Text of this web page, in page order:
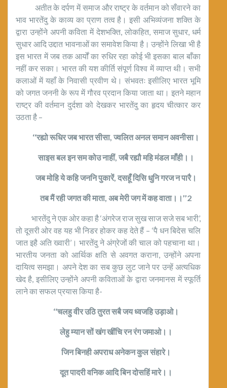
अतीत के दर्पण में समाज और राष्ट्र के वर्तमान को सँवारने का
भाव भारतेंदु के काव्य का प्राण तत्व है। इसी अभिव्यंजना शक्ति के
द्वारा उन्होंने अपनी कविता में देशभक्ति, लोकहित, समाज सुधार, धर्म
सुधार आदि उद्दात भावनाओं का समावेश किया है। उन्होंने लिखा भी है
इस भारत में जब तक आर्यों का रुधिर रहा कोई भी इसका बाल बाँका
नहीं कर सका। भारत की यश कीर्ति संपूर्ण विश्व में व्याप्त थी। सभी
कलाओं में यहाँ के निवासी प्रवीण थे। संभवतः इसीलिए भारत भूमि
को जगत जननी के रूप में गौरव प्रदान किया जाता था। इतने महान
राष्ट्र की वर्तमान दुर्दशा को देखकर भारतेंदु का हृदय चीत्कार कर
उठता है –
‘‘रह्यो रूधिर जब भारत सीसा, ज्वलित अनल समान अवनीसा।
साइस बल इन सम कोउ नाहीं, जबै रह्यौ महि मंडल माँही।।
जब मोहि ये कहि जननि पुकारें, दसहूँ दिसि धुनि गरज न पारै।
तब मैं रही जगत की माता, अब मेरी जग में कह वाता।।’’2
भारतेंदु ने एक ओर कहा है ‘अंगरेज राज सुख साज सजे सब भारी’,
तो दूसरी ओर वह यह भी निडर होकर कह देते हैं – ‘पै धन बिदेस चलि
जात इहै अति ख्वारी’। भारतेंदु ने अंग्रेजों की चाल को पहचाना था।
भारतीय जनता को आर्थिक क्षति से अवगत कराना, उन्होंने अपना
दायित्व समझा। अपने देश का सब कुछ लुट जाने पर उन्हें अत्यधिक
खेद है, इसीलिए उन्होंने अपनी कविताओं के द्वारा जनमानस में स्फूर्ति
लाने का सफल प्रयास किया है-
‘‘चलहु वीर उठि तुरत सबै जय ध्वजहि उड़ाओ।
लेहु म्यान सों खंग खींचि रन रंग जमाओ।।
जिन बिनही अपराध अनेकन कुल संहारे।
दूत पादरी वनिक आदि बिन दोसहिं मारे।।